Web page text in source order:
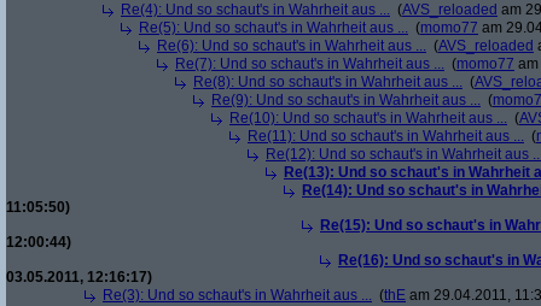
Re(4): Und so schaut's in Wahrheit aus ... (AVS_reloaded am
Re(5): Und so schaut's in Wahrheit aus ... (momo77 am
Re(6): Und so schaut's in Wahrheit aus ... (AVS_reloaded
Re(7): Und so schaut's in Wahrheit aus ... (momo77
Re(8): Und so schaut's in Wahrheit aus ... (
Re(9): Und so schaut's in Wahrheit aus ... (
Re(10): Und so schaut's in Wahrheit aus ... (
Re(11): Und so schaut's in Wahrheit aus ... (
Re(12): Und so schaut's in Wahrheit aus
Re(13): Und so schaut's in Wahrheit
Re(14): Und so schaut's in
11:05:50)
Re(15): Und so schaut's in
12:00:44)
Re(16): Und so schaut's in
03.05.2011, 12:16:17)
Re(3): Und so schaut's in Wahrheit aus ... (thE am 29.04.2011,